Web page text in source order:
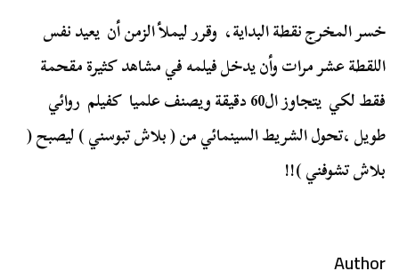
خسر المخرج نقطة البداية، وقرر ليملأ الزمن أن يعيد نفس
اللقطة عشر مرات وأن يدخل فيلمه في مشاهد كثيرة مقحمة
فقط لكي يتجاوز ال60 دقيقة ويصنف علميا كفيلم روائي
طويل ،تحول الشريط السينمائي من ( بلاش تبوسني ) ليصبح (
بلاش تشوفني )!!
Author